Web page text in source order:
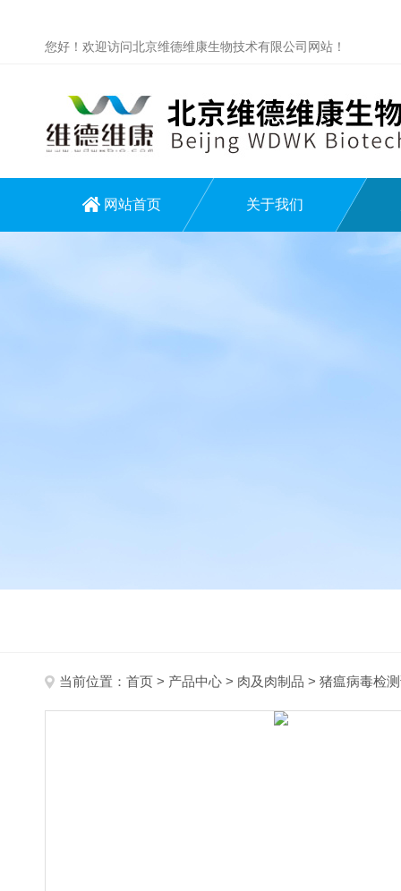
您好！欢迎访问北京维德维康生物技术有限公司网站！
网站首页 关于我们
当前位置： 首页 > 产品中心 > 肉及肉制品 > 猪瘟病毒检